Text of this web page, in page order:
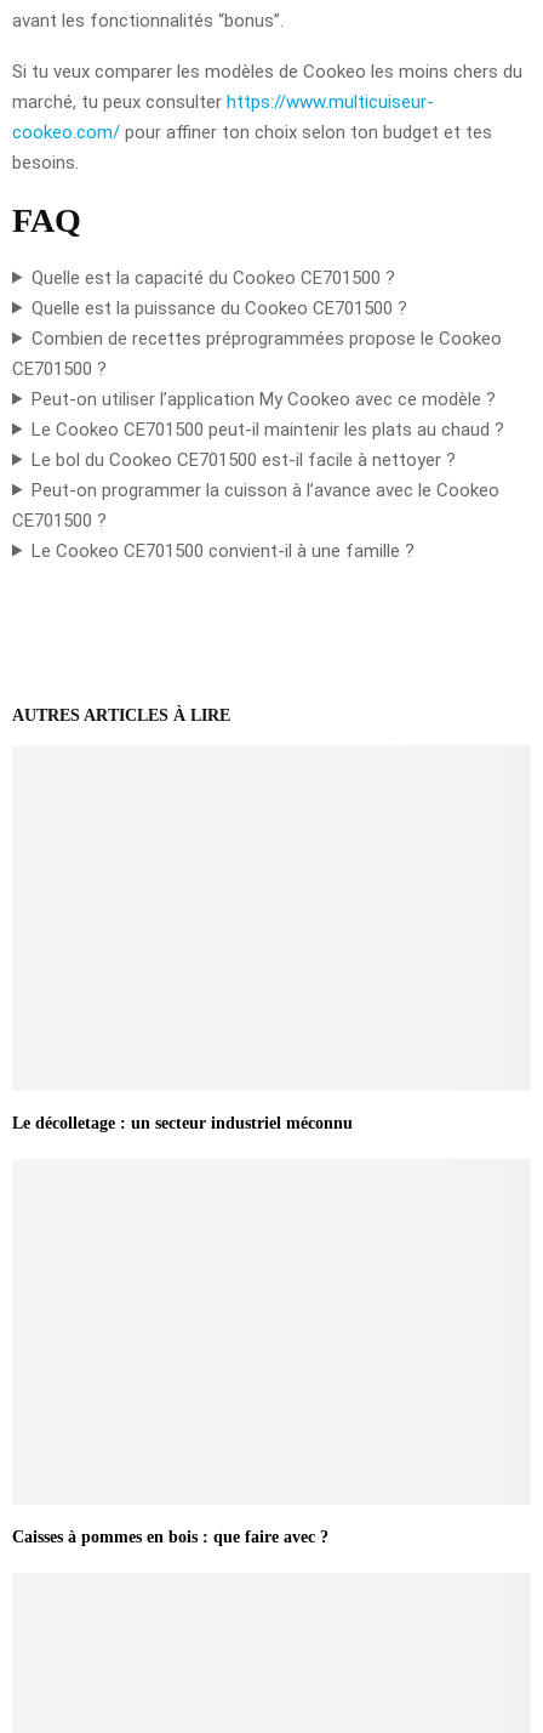
avant les fonctionnalités “bonus”.
Si tu veux comparer les modèles de Cookeo les moins chers du
marché, tu peux consulter https://www.multicuiseur-
cookeo.com/ pour affiner ton choix selon ton budget et tes
besoins.
FAQ
Quelle est la capacité du Cookeo CE701500 ?
Quelle est la puissance du Cookeo CE701500 ?
Combien de recettes préprogrammées propose le Cookeo
CE701500 ?
Peut-on utiliser l’application My Cookeo avec ce modèle ?
Le Cookeo CE701500 peut-il maintenir les plats au chaud ?
Le bol du Cookeo CE701500 est-il facile à nettoyer ?
Peut-on programmer la cuisson à l’avance avec le Cookeo
CE701500 ?
Le Cookeo CE701500 convient-il à une famille ?
AUTRES ARTICLES À LIRE
Le décolletage : un secteur industriel méconnu
Caisses à pommes en bois : que faire avec ?